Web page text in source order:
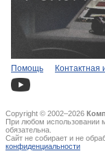
Помощь
Copyright © 2002–2026
При любом использовании
обязательна.
Сайт не собирает и не
конфиденциальности